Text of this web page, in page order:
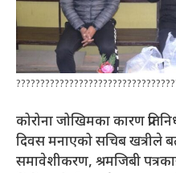
कोरोना जोखिमका कारण
दिवस मनाएको सचिब खत्रीले
समावेशीकरण, श्रमजिबी